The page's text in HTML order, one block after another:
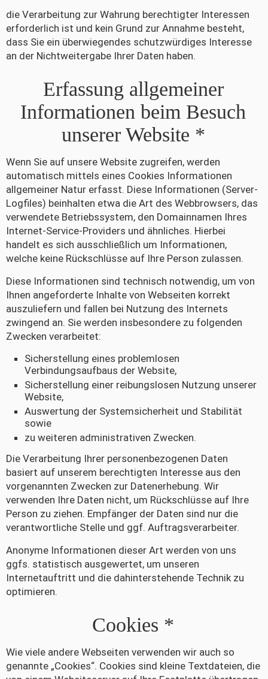
die Verarbeitung zur Wahrung berechtigter Interessen
erforderlich ist und kein Grund zur Annahme besteht,
dass Sie ein überwiegendes schutzwürdiges Interesse
an der Nichtweitergabe Ihrer Daten haben.
Erfassung allgemeiner
Informationen beim Besuch
unserer Website *
Wenn Sie auf unsere Website zugreifen, werden
automatisch mittels eines Cookies Informationen
allgemeiner Natur erfasst. Diese Informationen (Server-
Logfiles) beinhalten etwa die Art des Webbrowsers, das
verwendete Betriebssystem, den Domainnamen Ihres
Internet-Service-Providers und ähnliches. Hierbei
handelt es sich ausschließlich um Informationen,
welche keine Rückschlüsse auf Ihre Person zulassen.
Diese Informationen sind technisch notwendig, um von
Ihnen angeforderte Inhalte von Webseiten korrekt
auszuliefern und fallen bei Nutzung des Internets
zwingend an. Sie werden insbesondere zu folgenden
Zwecken verarbeitet:
Sicherstellung eines problemlosen
Verbindungsaufbaus der Website,
Sicherstellung einer reibungslosen Nutzung unserer
Website,
Auswertung der Systemsicherheit und Stabilität
sowie
zu weiteren administrativen Zwecken.
Die Verarbeitung Ihrer personenbezogenen Daten
basiert auf unserem berechtigten Interesse aus den
vorgenannten Zwecken zur Datenerhebung. Wir
verwenden Ihre Daten nicht, um Rückschlüsse auf Ihre
Person zu ziehen. Empfänger der Daten sind nur die
verantwortliche Stelle und ggf. Auftragsverarbeiter.
Anonyme Informationen dieser Art werden von uns
ggfs. statistisch ausgewertet, um unseren
Internetauftritt und die dahinterstehende Technik zu
optimieren.
Cookies *
Wie viele andere Webseiten verwenden wir auch so
genannte „Cookies“. Cookies sind kleine Textdateien, die